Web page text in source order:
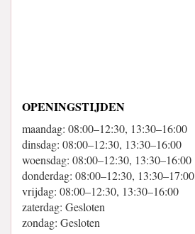
OPENINGSTIJDEN
maandag: 08:00–12:30, 13:30–16:00
dinsdag: 08:00–12:30, 13:30–16:00
woensdag: 08:00–12:30, 13:30–16:00
donderdag: 08:00–12:30, 13:30–17:00
vrijdag: 08:00–12:30, 13:30–16:00
zaterdag: Gesloten
zondag: Gesloten